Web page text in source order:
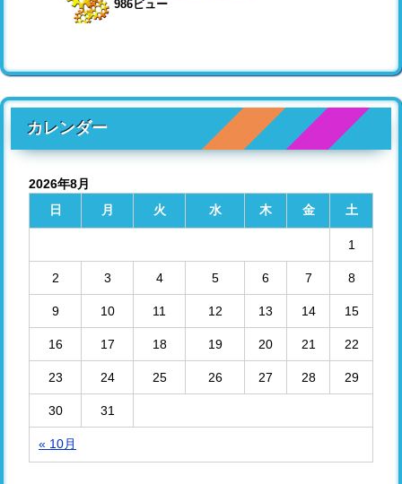
986ビュー
カレンダー
2026年8月
日
月 火 水 木 金 土
« 10月
1
2 3 4 5 6 7 8
9 10 11 12 13 14 15
16 17 18 19 20 21 22
23 24 25 26 27 28 29
30 31